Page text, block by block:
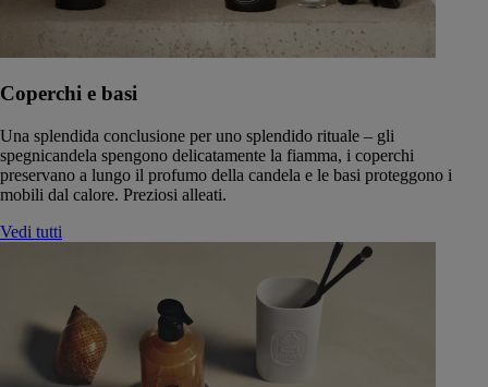
Coperchi e basi
Una splendida conclusione per uno splendido rituale – gli
spegnicandela spengono delicatamente la fiamma, i coperchi
preservano a lungo il profumo della candela e le basi proteggono i
mobili dal calore. Preziosi alleati.
Vedi tutti